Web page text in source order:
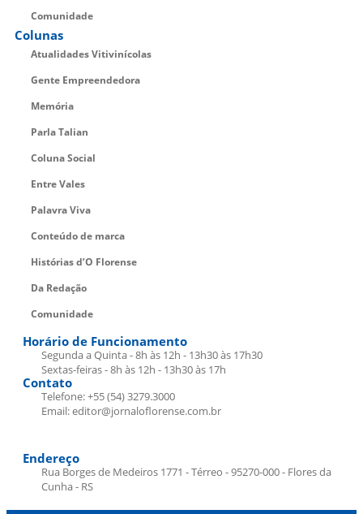
Comunidade
Colunas
Atualidades Vitivinícolas
Gente Empreendedora
Memória
Parla Talian
Coluna Social
Entre Vales
Palavra Viva
Conteúdo de marca
Histórias d’O Florense
Da Redação
Comunidade
Horário de Funcionamento
Segunda a Quinta - 8h às 12h - 13h30 às 17h30
Sextas-feiras - 8h às 12h - 13h30 às 17h
Contato
Telefone: +55 (54) 3279.3000
Email: editor@jornaloflorense.com.br
Endereço
Rua Borges de Medeiros 1771 - Térreo - 95270-000 - Flores da
Cunha - RS